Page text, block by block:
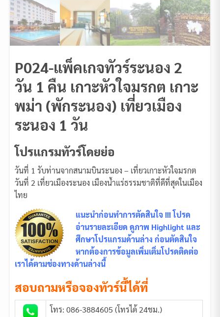
P024-แพ็คเกจทัวร์ระนอง 2
วัน 1 คืน เกาะหัวใจมรกต เกาะ
พม่า (พักระนอง) เที่ยวเมือง
ระนอง 1 วัน
โปรแกรมทัวร์โดยย่อ
วันที่ 1 รับท่านจากสนามบินระนอง – เที่ยวเกาะหัวใจมรกต
วันที่ 2 เที่ยวเมืองระนอง เมืองน้ำแร่ธรรมชาติที่ดีที่สุดในเมือง
ไทย
แนะนำก่อนทำการตัดสินใจ !!! โปรด
อ่านรายละเอียด ดูภาพ Highlight และ
ศึกษาโปรแกรมด้านล่าง ก่อนตัดสินใจ
หากต้องการข้อมูลเพิ่มเติ่มโปรดติดต่อ
เราได้ตามช่องทางด้านล่างนี้
สอบถามหรือจองทัวร์นี้ได้ที่
โทร: 086-3884605 (โทรได้ 24ชม.)